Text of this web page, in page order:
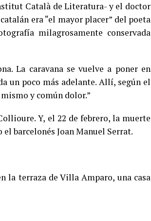
Català de Literatura- y el doctor
era “el mayor placer” del poeta
milagrosamente conservada
La caravana se vuelve a poner en
un poco más adelante. Allí, según el
y común dolor.”
Y, el 22 de febrero, la muerte
barcelonés Joan Manuel Serrat.
la terraza de Villa Amparo, una casa